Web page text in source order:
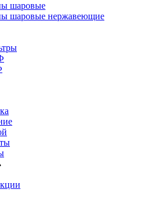
шаровые
шаровые нержавеющие